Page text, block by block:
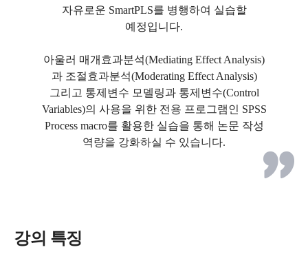
자유로운 SmartPLS를 병행하여 실습할
예정입니다.
아울러 매개효과분석(Mediating Effect Analysis)
과 조절효과분석(Moderating Effect Analysis)
그리고 통제변수 모델링과 통제변수(Control
Variables)의 사용을 위한 전용 프로그램인 SPSS
Process macro를 활용한 실습을 통해 논문 작성
역량을 강화하실 수 있습니다.
강의 특징